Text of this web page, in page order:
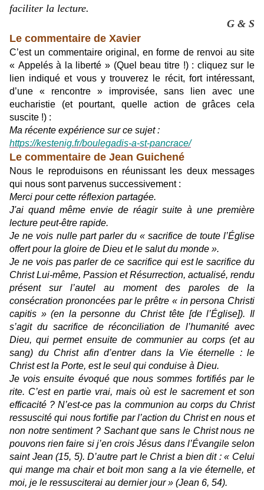
faciliter la lecture.
G & S
Le commentaire de Xavier
C’est un commentaire original, en forme de renvoi au site
« Appelés à la liberté » (Quel beau titre !) : cliquez sur le
lien indiqué et vous y trouverez le récit, fort intéressant,
d’une « rencontre » improvisée, sans lien avec une
eucharistie (et pourtant, quelle action de grâces cela
suscite !) :
Ma récente expérience sur ce sujet :
https://kestenig.fr/boulegadis-a-st-pancrace/
Le commentaire de Jean Guichené
Nous le reproduisons en réunissant les deux messages
qui nous sont parvenus successivement :
Merci pour cette réflexion partagée.
J'ai quand même envie de réagir suite à une première
lecture peut-être rapide.
Je ne vois nulle part parler du « sacrifice de toute l’Église
offert pour la gloire de Dieu et le salut du monde ».
Je ne vois pas parler de ce sacrifice qui est le sacrifice du
Christ Lui-même, Passion et Résurrection, actualisé, rendu
présent sur l’autel au moment des paroles de la
consécration prononcées par le prêtre « in persona Christi
capitis » (en la personne du Christ tête [de l’Église]). Il
s’agit du sacrifice de réconciliation de l’humanité avec
Dieu, qui permet ensuite de communier au corps (et au
sang) du Christ afin d’entrer dans la Vie éternelle : le
Christ est la Porte, est le seul qui conduise à Dieu.
Je vois ensuite évoqué que nous sommes fortifiés par le
rite. C’est en partie vrai, mais où est le sacrement et son
efficacité ? N’est-ce pas la communion au corps du Christ
ressuscité qui nous fortifie par l’action du Christ en nous et
non notre sentiment ? Sachant que sans le Christ nous ne
pouvons rien faire si j’en crois Jésus dans l’Évangile selon
saint Jean (15, 5). D’autre part le Christ a bien dit : « Celui
qui mange ma chair et boit mon sang a la vie éternelle, et
moi, je le ressusciterai au dernier jour » (Jean 6, 54).